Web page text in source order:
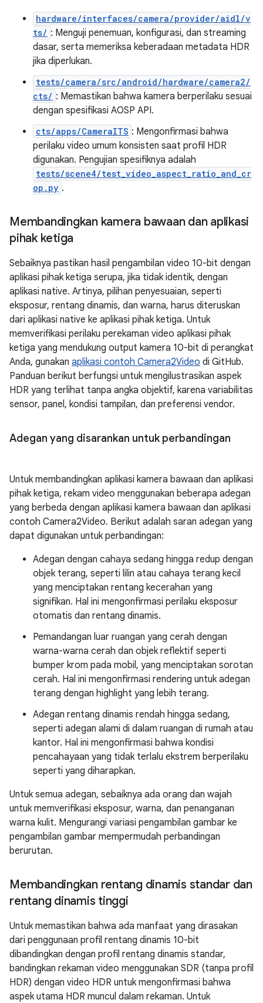
hardware/interfaces/camera/provider/aidl/v
ts/ : Menguji penemuan, konfigurasi, dan streaming
dasar, serta memeriksa keberadaan metadata HDR
jika diperlukan.
tests/camera/src/android/hardware/camera2/
cts/ : Memastikan bahwa kamera berperilaku sesuai
dengan spesifikasi AOSP API.
cts/apps/CameraITS : Mengonfirmasi bahwa
perilaku video umum konsisten saat profil HDR
digunakan. Pengujian spesifiknya adalah
tests/scene4/test_video_aspect_ratio_and_cr
op.py .
Membandingkan kamera bawaan dan aplikasi
pihak ketiga
Sebaiknya pastikan hasil pengambilan video 10-bit dengan
aplikasi pihak ketiga serupa, jika tidak identik, dengan
aplikasi native. Artinya, pilihan penyesuaian, seperti
eksposur, rentang dinamis, dan warna, harus diteruskan
dari aplikasi native ke aplikasi pihak ketiga. Untuk
memverifikasi perilaku perekaman video aplikasi pihak
ketiga yang mendukung output kamera 10-bit di perangkat
Anda, gunakan aplikasi contoh Camera2Video di GitHub.
Panduan berikut berfungsi untuk mengilustrasikan aspek
HDR yang terlihat tanpa angka objektif, karena variabilitas
sensor, panel, kondisi tampilan, dan preferensi vendor.
Adegan yang disarankan untuk perbandingan
Untuk membandingkan aplikasi kamera bawaan dan aplikasi
pihak ketiga, rekam video menggunakan beberapa adegan
yang berbeda dengan aplikasi kamera bawaan dan aplikasi
contoh Camera2Video. Berikut adalah saran adegan yang
dapat digunakan untuk perbandingan:
Adegan dengan cahaya sedang hingga redup dengan
objek terang, seperti lilin atau cahaya terang kecil
yang menciptakan rentang kecerahan yang
signifikan. Hal ini mengonfirmasi perilaku eksposur
otomatis dan rentang dinamis.
Pemandangan luar ruangan yang cerah dengan
warna-warna cerah dan objek reflektif seperti
bumper krom pada mobil, yang menciptakan sorotan
cerah. Hal ini mengonfirmasi rendering untuk adegan
terang dengan highlight yang lebih terang.
Adegan rentang dinamis rendah hingga sedang,
seperti adegan alami di dalam ruangan di rumah atau
kantor. Hal ini mengonfirmasi bahwa kondisi
pencahayaan yang tidak terlalu ekstrem berperilaku
seperti yang diharapkan.
Untuk semua adegan, sebaiknya ada orang dan wajah
untuk memverifikasi eksposur, warna, dan penanganan
warna kulit. Mengurangi variasi pengambilan gambar ke
pengambilan gambar mempermudah perbandingan
berurutan.
Membandingkan rentang dinamis standar dan
rentang dinamis tinggi
Untuk memastikan bahwa ada manfaat yang dirasakan
dari penggunaan profil rentang dinamis 10-bit
dibandingkan dengan profil rentang dinamis standar,
bandingkan rekaman video menggunakan SDR (tanpa profil
HDR) dengan video HDR untuk mengonfirmasi bahwa
aspek utama HDR muncul dalam rekaman. Untuk